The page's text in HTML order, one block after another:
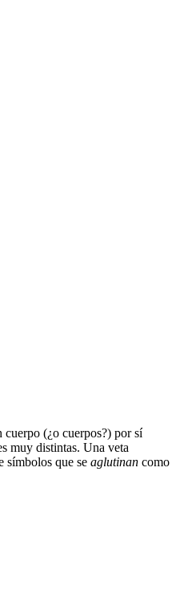
cuerpo (¿o cuerpos?) por sí
muy distintas. Una veta
símbolos que se aglutinan como